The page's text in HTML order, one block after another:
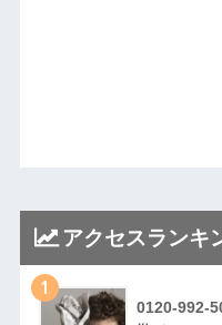
アクセスランキ
1
0120-992-